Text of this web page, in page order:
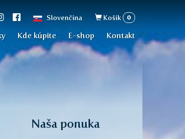
Slovenčina Košík 0
Kde kúpite E-shop Kontakt
Naša ponuka